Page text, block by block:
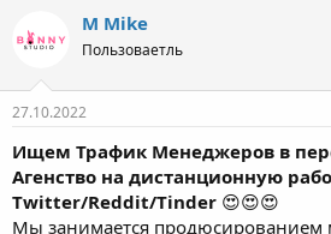
о
р
е
м
а
н
ч
л
а
M Mike
Пользоваетль
27.10.2022
Ищем Трафик Менеджеров в
Агенство на дистанционную
Twitter/Reddit/Tinder 😍😍😍
Мы занимается продюсированием